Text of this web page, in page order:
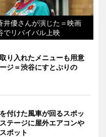
井優さんが演じた＝映画
でリバイバル上映
り入れたメニューも用意
ジ＝渋谷にすとぷりの
付けた風車が回るスポッ
テージに屋外エアコンや
ポット